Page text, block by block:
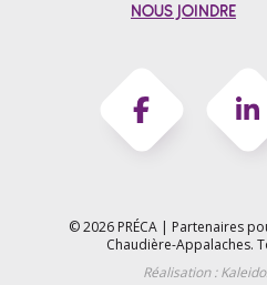
NOUS JOINDRE
© 2026 PRÉCA | Partenaires
Chaudière-Appalaches.
Réalisation :